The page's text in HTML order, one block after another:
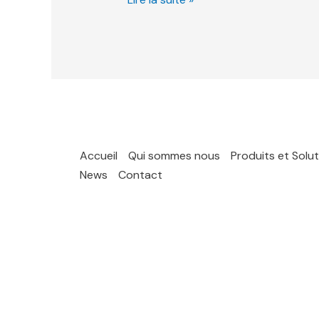
Accueil Qui sommes nous
Produits et
News
Contact